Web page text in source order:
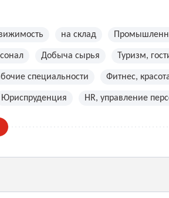
на склад
Добыча сырья Туризм,
специальности Фитнес,
Юриспруденция HR, управление